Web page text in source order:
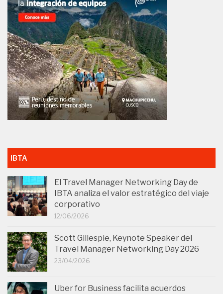
IBTA
El Travel Manager Networking Day de
IBTA analiza el valor estratégico del viaje
corporativo
12/06/2026
Scott Gillespie, Keynote Speaker del
Travel Manager Networking Day 2026
23/04/2026
Uber for Business facilita acuerdos